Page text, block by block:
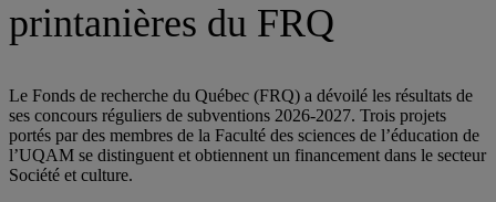
printanières du FRQ
Le Fonds de recherche du Québec (FRQ) a dévoilé les résultats de
ses concours réguliers de subventions 2026-2027. Trois projets
portés par des membres de la Faculté des sciences de l’éducation de
l’UQAM se distinguent et obtiennent un financement dans le secteur
Société et culture.